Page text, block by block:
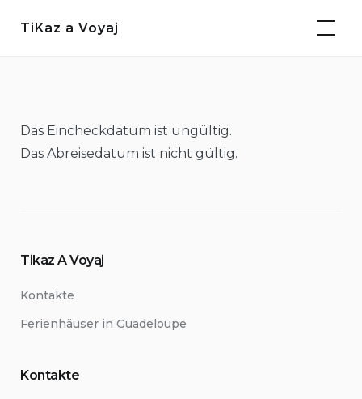
zumTiKaz a Voyaj
Das Eincheckdatum ist ungültig.
Das Abreisedatum ist nicht gültig.
Tikaz A Voyaj
Kontakte
Ferienhäuser in Guadeloupe
Kontakte